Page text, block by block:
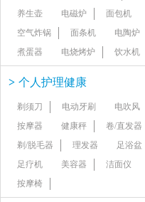
养生壶
电磁炉
面包机
空气炸锅
面条机
电陶炉
煮蛋器
电烧烤炉 饮水机
> 个人护理健康
剃须刀 电动牙刷
电吹风
按摩器
健康秤
卷/直发器
剃/脱毛器
理发器
足浴盆
足疗机
美容器
洁面仪
按摩椅